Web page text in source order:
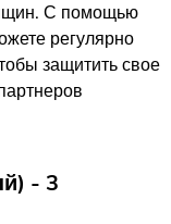
С помощью
регулярно
защитить свое
- 3